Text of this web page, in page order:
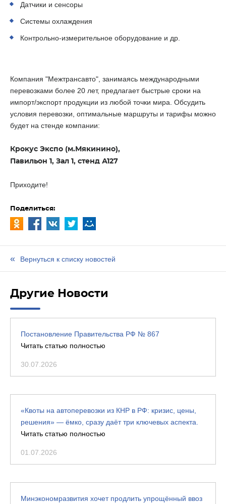
Датчики и сенсоры
Системы охлаждения
Контрольно-измерительное оборудование и др.
Компания "Межтрансавто", занимаясь международными
перевозками более 20 лет, предлагает быстрые сроки на
импорт/экспорт продукции из любой точки мира. Обсудить
условия перевозки, оптимальные маршруты и тарифы можно
будет на стенде компании:
Крокус Экспо (м.Мякинино),
Павильон 1, Зал 1, стенд А127
Приходите!
Поделиться:
Вернуться к списку новостей
Другие Новости
Постановление Правительства РФ № 867
Читать статью полностью
30.07.2026
«Квоты на автоперевозки из КНР в РФ: кризис, цены,
решения» — ёмко, сразу даёт три ключевых аспекта.
Читать статью полностью
01.07.2026
Минэкономразвития хочет продлить упрощённый ввоз